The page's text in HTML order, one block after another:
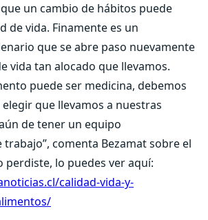
un cambio de hábitos puede
de vida. Finamente es un
que se abre paso nuevamente
vida tan alocado que llevamos.
puede ser medicina, debemos
que llevamos a nuestras
de tener un equipo
comenta Bezamat sobre el
perdiste, lo puedes ver aquí:
calidad-vida-y-